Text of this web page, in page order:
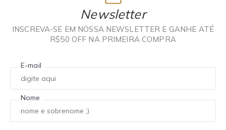
Newsletter
INSCREVA-SE EM NOSSA NEWSLETTER E GANHE ATÉ
R$50 OFF NA PRIMEIRA COMPRA
E-mail
Nome